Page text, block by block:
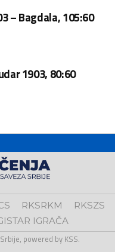
– Bagdala, 105:60
1903, 80:60
RKSRKM
RKSZS
IGRAČA
powered by KSS.